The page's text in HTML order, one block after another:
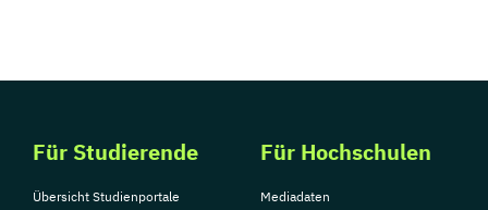
Für Studierende
Übersicht Studienportale
Für Hochschulen
Mediadaten